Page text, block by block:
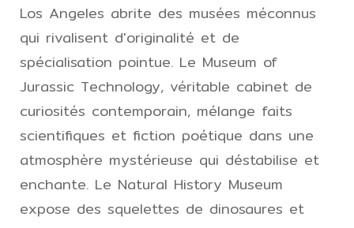
Los Angeles abrite des musées méconnus
qui rivalisent d'originalité et de
spécialisation pointue. Le Museum of
Jurassic Technology, véritable cabinet de
curiosités contemporain, mélange faits
scientifiques et fiction poétique dans une
atmosphère mystérieuse qui déstabilise et
enchante. Le Natural History Museum
expose des squelettes de dinosaures et